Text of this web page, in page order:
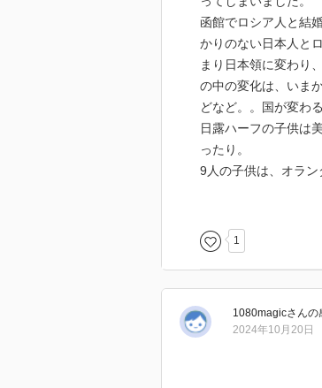
函館でロシア人と結
かりのない日本人と
まり日本領に変わり
の中の変化は、いま
どなど。。国が変わ
日露ハーフの子供は
ったり。
9人の子供は、オラン
少し「サンダカン娼
1
1080magicさんの
2024年10月20日